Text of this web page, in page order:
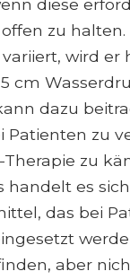
diese
zu
wird er
cm
dazu
Patienten zu
Therapie zu
handelt es
das bei
aber